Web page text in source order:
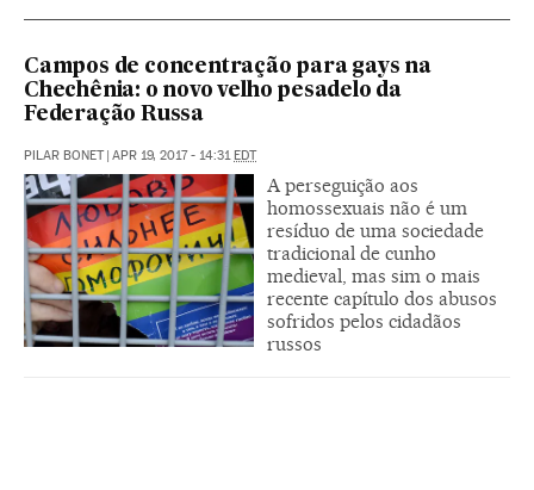
Campos de concentração para gays na
Chechênia: o novo velho pesadelo da
Federação Russa
PILAR BONET APR 19, 2017 - 14:31 EDT
A perseguição aos
homossexuais não é um
resíduo de uma sociedade
tradicional de cunho
medieval, mas sim o mais
recente capítulo dos abusos
sofridos pelos cidadãos
russos